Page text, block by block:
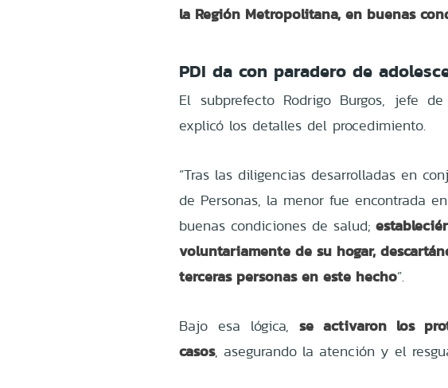
la Región Metropolitana, en buenas
PDI da con paradero de
El subprefecto Rodrigo Burgos, jefe
explicó los detalles del procedimiento.
“Tras las diligencias desarrolladas en
de Personas, la menor fue encontrada
buenas condiciones de salud;
voluntariamente de su hogar,
terceras personas en este hecho”.
Bajo esa lógica,se activaron los
casos, asegurando la atención y el